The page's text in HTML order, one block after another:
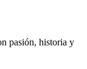
pasión, historia y